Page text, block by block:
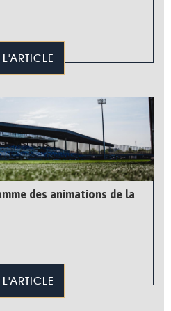
des animations de la